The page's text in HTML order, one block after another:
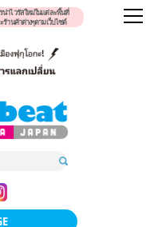
น่าไวรัสใหม่ในแต่ละพื้นที่
านค้าต่างๆตามเว็บไซต์